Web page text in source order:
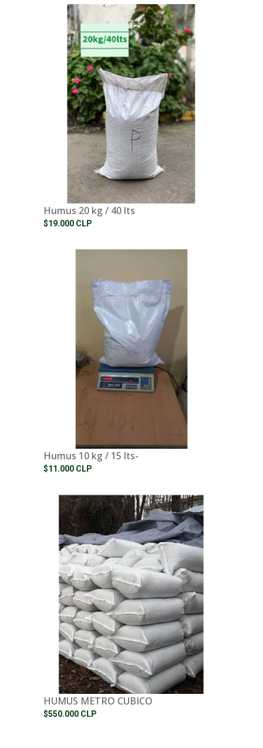
Humus 20 kg / 40 lts
$19.000 CLP
Humus 10 kg / 15 lts-
$11.000 CLP
HUMUS METRO CUBICO
$550.000 CLP